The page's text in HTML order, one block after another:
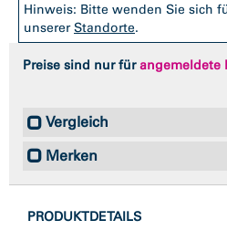
Hinweis: Bitte wenden Sie sich
unsererStandorte.
Preise sind nur fürangemeldete
Vergleich
Merken
PRODUKTDETAILS